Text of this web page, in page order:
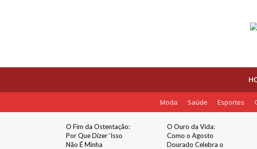
Moda Saúde Esportes
O Fim da Ostentação:
Por Que Dizer ‘Isso
Não É Minha
O Ouro da Vida:
Como o Agosto
Dourado Celebra o